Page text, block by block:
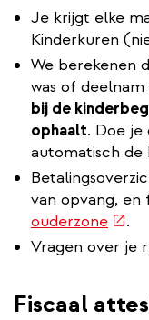
Je krijgt elke
Kinderkuren
We berekenen
was of
bij de
ophaalt. Doe je
automatisch de
van opvang, en
ouderzone
link)
.
Vragen over je
Fiscaal